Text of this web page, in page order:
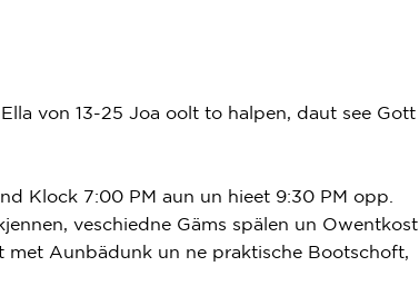
von 13-25 Joa oolt to halpen, daut see Gott
Klock 7:00 PM aun un hieet 9:30 PM opp.
veschiedne Gäms spälen un Owentkost
met Aunbädunk un ne praktische Bootschoft,